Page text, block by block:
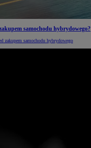
samochodu hybrydowego?
zakupem samochodu hybrydowego